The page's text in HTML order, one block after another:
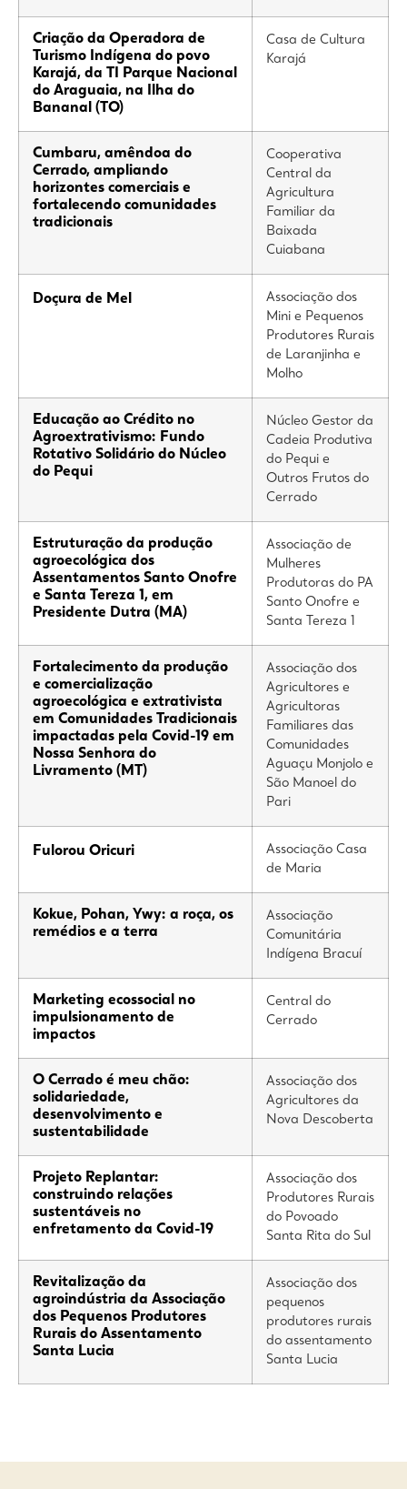
Criação da Operadora de
Turismo Indígena do povo
Karajá, da TI Parque Nacional
do Araguaia, na Ilha do
Bananal (TO)
Casa de Cultura
Karajá
Cumbaru, amêndoa do
Cerrado, ampliando
horizontes comerciais e
fortalecendo comunidades
tradicionais
Cooperativa
Central da
Agricultura
Familiar da
Baixada
Cuiabana
Doçura de Mel
Associação dos
Mini e Pequenos
Produtores Rurais
de Laranjinha e
Molho
Educação ao Crédito no
Agroextrativismo: Fundo
Rotativo Solidário do Núcleo
do Pequi
Núcleo Gestor da
Cadeia Produtiva
do Pequi e
Outros Frutos do
Cerrado
Estruturação da produção
agroecológica dos
Assentamentos Santo Onofre
e Santa Tereza 1, em
Presidente Dutra (MA)
Associação de
Mulheres
Produtoras do PA
Santo Onofre e
Santa Tereza 1
Fortalecimento da produção
e comercialização
agroecológica e extrativista
em Comunidades Tradicionais
impactadas pela Covid-19 em
Nossa Senhora do
Livramento (MT)
Associação dos
Agricultores e
Agricultoras
Familiares das
Comunidades
Aguaçu Monjolo e
São Manoel do
Pari
Fulorou Oricuri
Associação Casa
de Maria
Kokue, Pohan, Ywy: a roça, os
remédios e a terra
Associação
Comunitária
Indígena Bracuí
Marketing ecossocial no
impulsionamento de
impactos
Central do
Cerrado
O Cerrado é meu chão:
solidariedade,
desenvolvimento e
sustentabilidade
Associação dos
Agricultores da
Nova Descoberta
Projeto Replantar:
construindo relações
sustentáveis no
enfretamento da Covid-19
Associação dos
Produtores Rurais
do Povoado
Santa Rita do Sul
Revitalização da
agroindústria da Associação
dos Pequenos Produtores
Rurais do Assentamento
Santa Lucia
Associação dos
pequenos
produtores rurais
do assentamento
Santa Lucia